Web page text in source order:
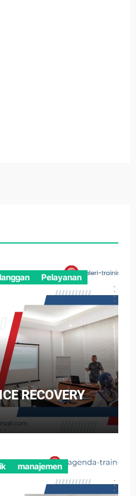
Pelayanan
RECOVERY
manajemen